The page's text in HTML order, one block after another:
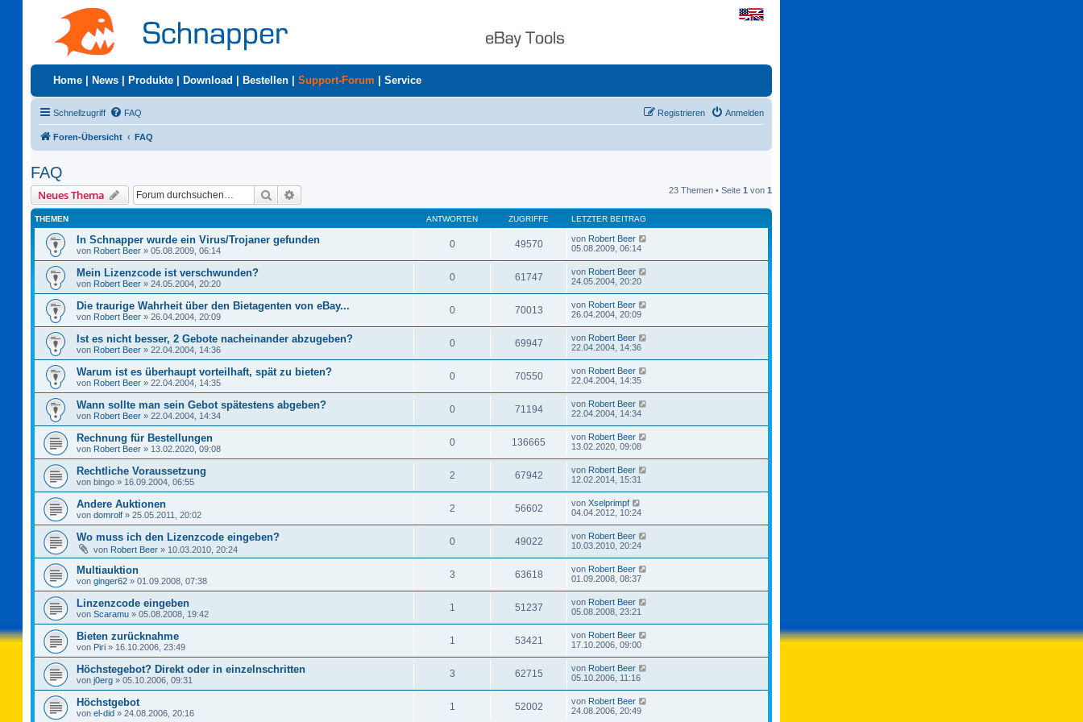
Home News Produkte Download Bestellen Support-Forum Service
Schnellzugriff FAQ Anmelden
Registrieren
Foren-Übersicht FAQ
FAQ
Neues Thema Suche 23 Themen • Seite 1 von 1
THEMEN ANTWORTEN ZUGRIFFE LETZTER BEITRAG
In Schnapper wurde ein Virus/Trojaner gefunden
von Robert Beer » 05.08.2009, 06:14
0 49570 von Robert Beer
05.08.2009, 06:14
Mein Lizenzcode ist verschwunden?
von Robert Beer » 24.05.2004, 20:20
0 61747 von Robert Beer
24.05.2004, 20:20
Die traurige Wahrheit über den Bietagenten von eBay...
von Robert Beer » 26.04.2004, 20:09
0 70013 von Robert Beer
26.04.2004, 20:09
Ist es nicht besser, 2 Gebote nacheinander abzugeben?
von Robert Beer » 22.04.2004, 14:36
0 69947 von Robert Beer
22.04.2004, 14:36
Warum ist es überhaupt vorteilhaft, spät zu bieten?
von Robert Beer » 22.04.2004, 14:35
0 70550 von Robert Beer
22.04.2004, 14:35
Wann sollte man sein Gebot spätestens abgeben?
von Robert Beer » 22.04.2004, 14:34
0 71194 von Robert Beer
22.04.2004, 14:34
Rechnung für Bestellungen
von Robert Beer » 13.02.2020, 09:08
0 136665 von Robert Beer
13.02.2020, 09:08
Rechtliche Voraussetzung
von bingo » 16.09.2004, 06:55
2 67942 von Robert Beer
12.02.2014, 15:31
Andere Auktionen
von domrolf » 25.05.2011, 20:02
2 56602 von Xselprimpf
04.04.2012, 10:24
Wo muss ich den Lizenzcode eingeben?
von Robert Beer » 10.03.2010, 20:24
0 49022 von Robert Beer
10.03.2010, 20:24
Multiauktion
von ginger62 » 01.09.2008, 07:38
3 63618 von Robert Beer
01.09.2008, 08:37
Linzenzcode eingeben
von Scaramu » 05.08.2008, 19:42
1 51237 von Robert Beer
05.08.2008, 23:21
Bieten zurücknahme
von Piri » 16.10.2006, 23:49
1 53421 von Robert Beer
17.10.2006, 09:00
Höchstegebot? Direkt oder in einzelnschritten
von j0erg » 05.10.2006, 09:31
3 62715 von Robert Beer
05.10.2006, 11:16
Höchstgebot
von el-did » 24.08.2006, 20:16
1 52002 von Robert Beer
24.08.2006, 20:49